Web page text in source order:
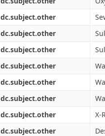
dc.subject.other
dc.subject.other
dc.subject.other
dc.subject.other
dc.subject.other
dc.subject.other
dc.subject.other
X-
dc.subject.other